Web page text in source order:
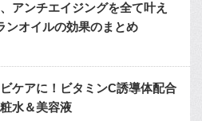
アンチエイジングを全て叶え
ンオイルの効果のまとめ
ケアに！ビタミンC誘導体配合
水＆美容液